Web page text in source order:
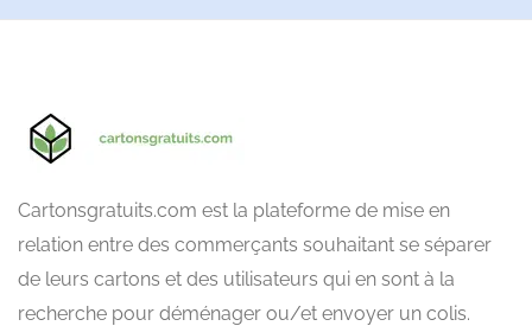
Cartonsgratuits.com est la plateforme de mise en
relation entre des commerçants souhaitant se séparer
de leurs cartons et des utilisateurs qui en sont à la
recherche pour déménager ou/et envoyer un colis.